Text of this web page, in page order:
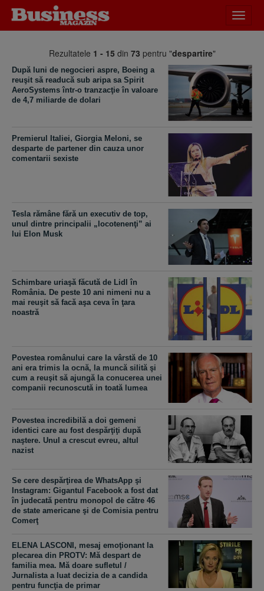
meniu
Rezultatele 1 - 15 din 73 pentru "despartire"
După luni de negocieri aspre, Boeing a
reuşit să readucă sub aripa sa Spirit
AeroSystems într-o tranzacţie în valoare
de 4,7 miliarde de dolari
Premierul Italiei, Giorgia Meloni, se
desparte de partener din cauza unor
comentarii sexiste
Tesla rămâne fără un executiv de top,
unul dintre principalii „locotenenţi” ai
lui Elon Musk
Schimbare uriaşă făcută de Lidl în
România. De peste 10 ani nimeni nu a
mai reuşit să facă aşa ceva în ţara
noastră
Povestea românului care la vârstă de 10
ani era trimis la ocnă, la muncă silită şi
cum a reuşit să ajungă la conucerea unei
companii recunoscută in toată lumea
Povestea incredibilă a doi gemeni
identici care au fost despărţiţi după
naştere. Unul a crescut evreu, altul
nazist
Se cere despărţirea de WhatsApp şi
Instagram: Gigantul Facebook a fost dat
în judecată pentru monopol de către 46
de state americane şi de Comisia pentru
Comerţ
ELENA LASCONI, mesaj emoţionant la
plecarea din PROTV: Mă despart de
familia mea. Mă doare sufletul /
Jurnalista a luat decizia de a candida
pentru funcţia de primar